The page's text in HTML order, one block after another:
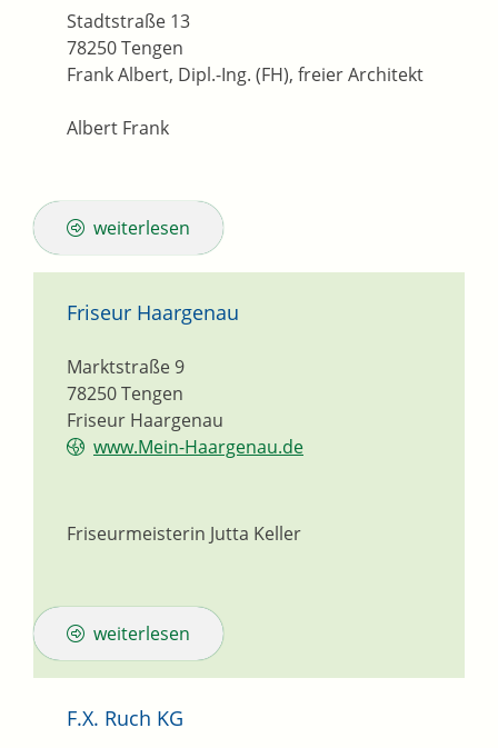
Frank Albert, Dipl.-Ing. (FH), freier Architekt
Stadtstraße 13
78250Tengen
Albert Frank
weiterlesen
Friseur Haargenau
Friseur Haargenau
Marktstraße 9
78250Tengen
www.Mein-Haargenau.de
Friseurmeisterin Jutta Keller
weiterlesen
F.X. Ruch KG